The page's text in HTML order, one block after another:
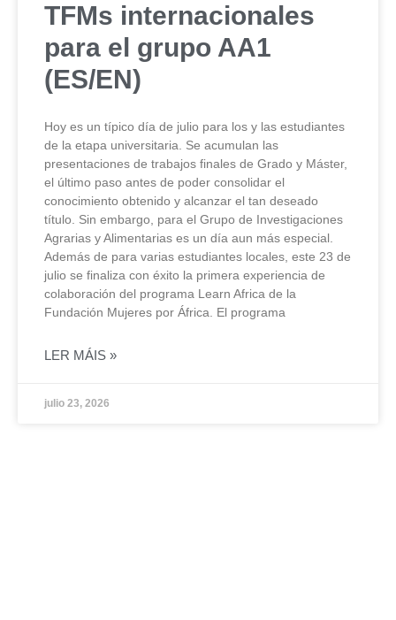
TFMs internacionales
para el grupo AA1
(ES/EN)
Hoy es un típico día de julio para los y las estudiantes
de la etapa universitaria. Se acumulan las
presentaciones de trabajos finales de Grado y Máster,
el último paso antes de poder consolidar el
conocimiento obtenido y alcanzar el tan deseado
título. Sin embargo, para el Grupo de Investigaciones
Agrarias y Alimentarias es un día aun más especial.
Además de para varias estudiantes locales, este 23 de
julio se finaliza con éxito la primera experiencia de
colaboración del programa Learn Africa de la
Fundación Mujeres por África. El programa
LER MÁIS »
julio 23, 2026